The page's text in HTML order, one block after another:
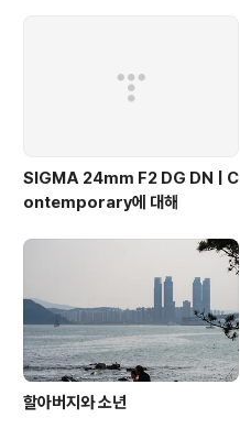
SIGMA 24mm F2 DG DN | C
ontemporary에 대해
할아버지와 소년